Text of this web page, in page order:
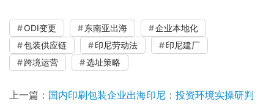
ODI变更 东南亚出海
企业本地化
包装供应链
印尼劳动法
印尼建厂
跨境运营
选址策略
上一篇： 国内印刷包装企业出海印尼：投资环境实操研判